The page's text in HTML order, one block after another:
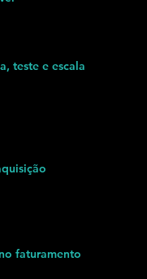
teste e escala
faturamento